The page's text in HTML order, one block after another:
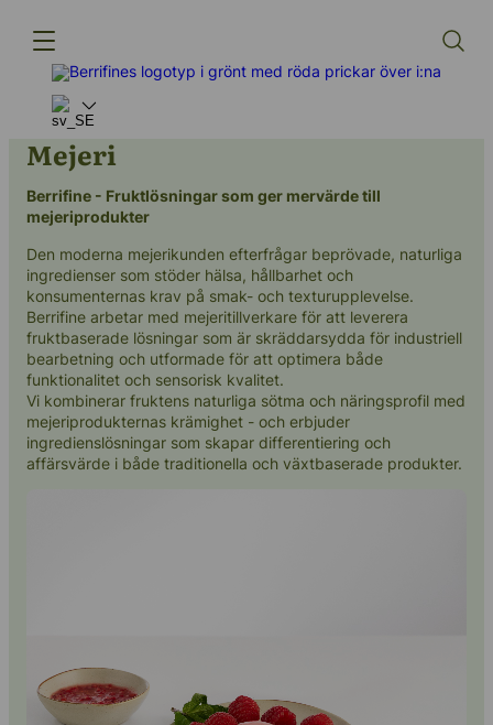
Produkter
Innovation
Leverantörskedjan
Vår berättelse
(+45) 57 67 50 05
Mejeri
Berrifine - Fruktlösningar som ger mervärde till
mejeriprodukter
Den moderna mejerikunden efterfrågar beprövade, naturliga
ingredienser som stöder hälsa, hållbarhet och
konsumenternas krav på smak- och texturupplevelse.
Berrifine arbetar med mejeritillverkare för att leverera
fruktbaserade lösningar som är skräddarsydda för industriell
bearbetning och utformade för att optimera både
funktionalitet och sensorisk kvalitet.
Vi kombinerar fruktens naturliga sötma och näringsprofil med
mejeriprodukternas krämighet - och erbjuder
ingredienslösningar som skapar differentiering och
affärsvärde i både traditionella och växtbaserade produkter.